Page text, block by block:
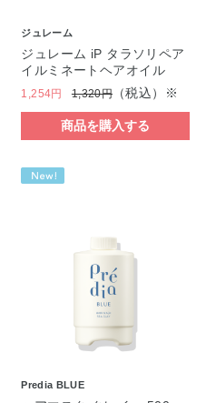
ジュレーム
ジュレーム iP タラソリペア
イルミネートヘアオイル
1,254円 1,320円 （税込）※
商品を購入する
Predia BLUE